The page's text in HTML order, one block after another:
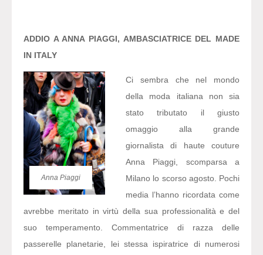
ADDIO A ANNA PIAGGI, AMBASCIATRICE DEL MADE
IN ITALY
Anna Piaggi
Ci sembra che nel mondo
della moda italiana non sia
stato tributato il giusto
omaggio alla grande
giornalista di haute couture
Anna Piaggi, scomparsa a
Milano lo scorso agosto. Pochi
media l’hanno ricordata come
avrebbe meritato in virtù della sua professionalità e del
suo temperamento. Commentatrice di razza delle
passerelle planetarie, lei stessa ispiratrice di numerosi